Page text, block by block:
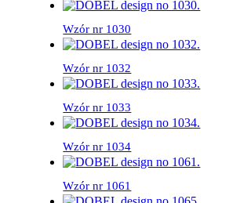
Wzór nr 1030
Wzór nr 1032
Wzór nr 1033
Wzór nr 1034
Wzór nr 1061